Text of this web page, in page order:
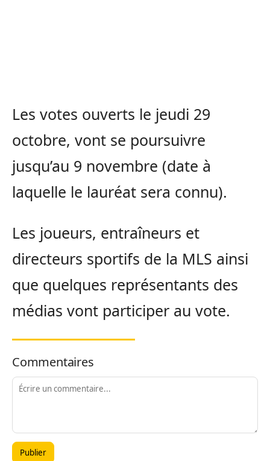
Les votes ouverts le jeudi 29
octobre, vont se poursuivre
jusqu’au 9 novembre (date à
laquelle le lauréat sera connu).
Les joueurs, entraîneurs et
directeurs sportifs de la MLS ainsi
que quelques représentants des
médias vont participer au vote.
Commentaires
Publier